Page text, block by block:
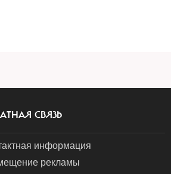
СВЯЗЬ
информация
рекламы